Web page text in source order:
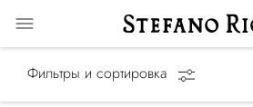
Фильтры и сортировка